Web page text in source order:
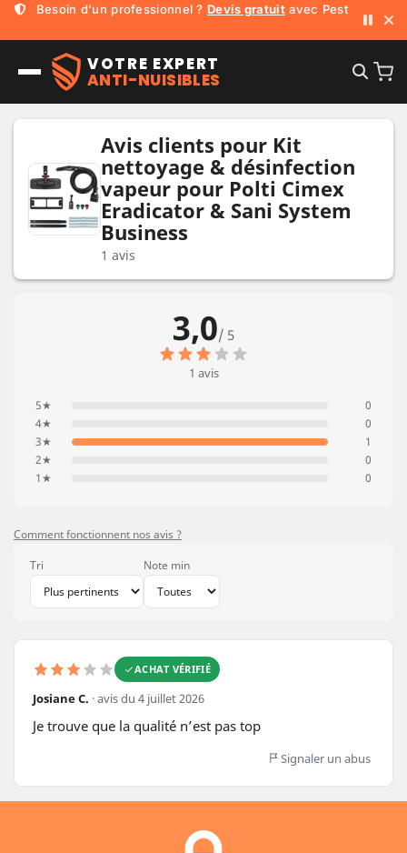
Besoin d'un professionnel ?Devis gratuitavec Pest Run
VOTRE EXPERT
ANTI-NUISIBLES
Avis clients pour Kit
nettoyage & désinfection
vapeur pour Polti Cimex
Eradicator & Sani System
Business
1 avis
3,0/ 5
1 avis
5★
0
4★
0
3★
1
2★
0
1★
0
Comment fonctionnent nos avis ?
Tri
Note min
ACHAT VÉRIFIÉ
Josiane C. · avis du 4 juillet 2026
Je trouve que la qualité n’est pas top
Signaler un abus